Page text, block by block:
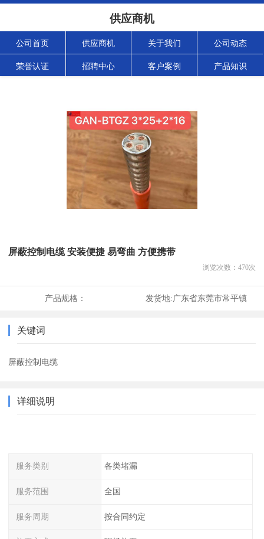
供应商机
公司首页 供应商机 关于我们 公司动态
荣誉认证 招聘中心 客户案例 产品知识
屏蔽控制电缆 安装便捷 易弯曲 方便携带
浏览次数： 470次
产品规格： 发货地:广东省东莞市常平镇
关键词
屏蔽控制电缆
详细说明
服务类别 各类堵漏
服务范围 全国
服务周期 按合同约定